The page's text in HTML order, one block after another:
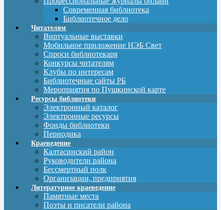
Современная библиотека
Библиотечное дело
Читателям
Виртуальные выставки
Мобильное приложение НЭБ Свет
Спроси библиотекаря
Конкурсы читателям
Клубы по интересам
Библиотечные сайты РБ
Мероприятия по Пушкинской карте
Ресурсы библиотеки
Электронный каталог
Электронные ресурсы
Фонды библиотеки
Периодика
Краеведение
Калтасинский район
Руководители района
Бессмертный полк
Организации, предприятия
Литературное краеведение
Памятные места
Поэты и писатели района